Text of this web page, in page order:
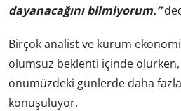
dayanacağını bilmiyorum.”
Birçok analist ve kurum
olumsuz beklenti içinde olurken,
önümüzdeki günlerde daha
konuşuluyor.